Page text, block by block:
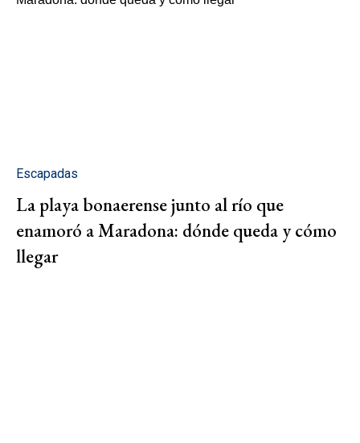
Escapadas
La playa bonaerense junto al río que
enamoró a Maradona: dónde queda y cómo
llegar